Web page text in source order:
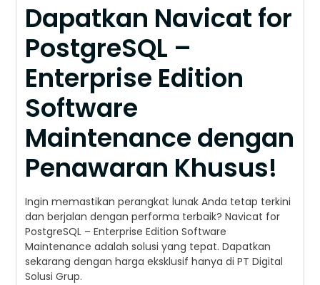
Dapatkan Navicat for
PostgreSQL –
Enterprise Edition
Software
Maintenance dengan
Penawaran Khusus!
Ingin memastikan perangkat lunak Anda tetap terkini
dan berjalan dengan performa terbaik? Navicat for
PostgreSQL – Enterprise Edition Software
Maintenance adalah solusi yang tepat. Dapatkan
sekarang dengan harga eksklusif hanya di PT Digital
Solusi Grup.